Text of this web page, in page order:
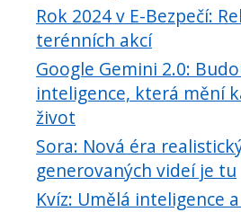
Rok 2024 v E-Bezpečí:
terénních akcí
Google Gemini 2.0:
inteligence, která mění
život
Sora: Nová éra
generovaných videí je tu
Kvíz: Umělá inteligence